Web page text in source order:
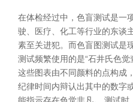
在体检经过中，色盲测试是一
驶、医疗、化工等行业的东谈
素至关进犯。而色盲图测试是
测试频繁使用的是“石井氏色觉
这些图表由不同颜料的点构成
纪律时间内辩认出其中的数字